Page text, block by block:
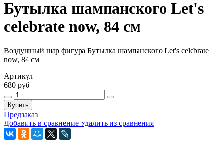
Бутылка шампанского Let's
celebrate now, 84 см
Воздушный шар фигура Бутылка шампанского Let's celebrate
now, 84 см
Артикул
680 руб
Купить
Предзаказ
Добавить в сравнение Удалить из сравнения